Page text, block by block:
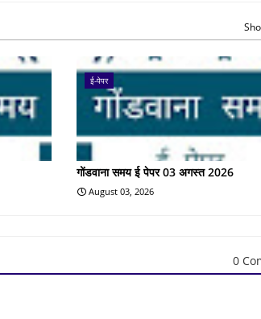
ई-पेपर
गोंडवाना समय ई पेपर 03 अगस्त 2026
August 03, 2026
0